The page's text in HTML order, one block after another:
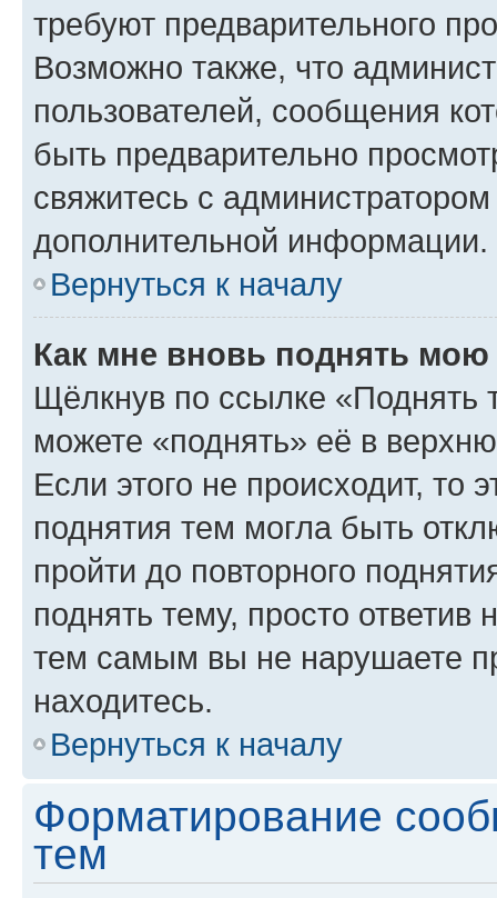
требуют предварительного
Возможно также, что
пользователей, сообщения
быть предварительно
свяжитесь с
дополнительной информации.
Вернуться к началу
Как мне вновь поднять мою
Щёлкнув по ссылке «Поднять
можете «поднять» её в
Если этого не происходит, то
поднятия тем могла быть
пройти до повторного
поднять тему, просто ответив
тем самым вы не нарушаете
находитесь.
Вернуться к началу
Форматирование
тем